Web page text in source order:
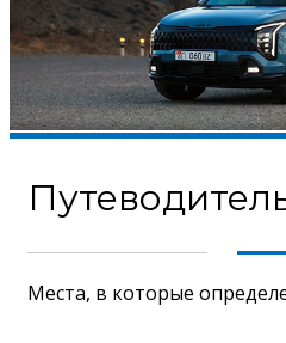
Места, в которые